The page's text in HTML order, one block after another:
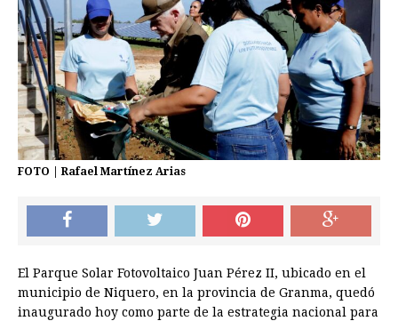
FOTO | Rafael Martínez Arias
El Parque Solar Fotovoltaico Juan Pérez II, ubicado en el
municipio de Niquero, en la provincia de Granma, quedó
inaugurado hoy como parte de la estrategia nacional para